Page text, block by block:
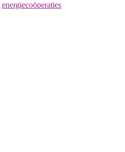
energiecoöperaties